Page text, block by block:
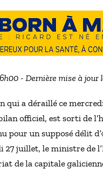
- Dernière mise à jour
qui a déraillé ce
officiel, est sorti de
pour un supposé délit
juillet, le ministre de
de la capitale